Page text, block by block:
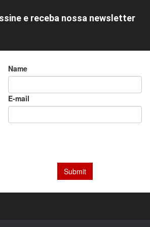
e receba nossa newsletter